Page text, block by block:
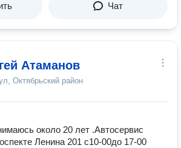
Чат
Атаманов
Октябрьский район
около 20 лет .Автосервис
Ленина 201 с10-00до 17-00